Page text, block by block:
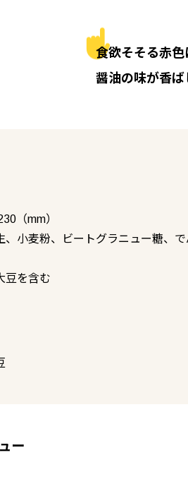
食欲そそる赤
醤油の味が香
（mm）
小麦粉、ビートグラニュー糖、
豆を含む
ー